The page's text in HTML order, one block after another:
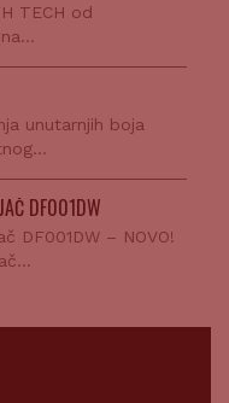
TECH od
unutarnjih boja
DF001DW
DF001DW – NOVO!